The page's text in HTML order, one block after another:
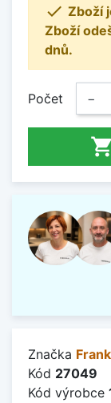
 Zboží
Zboží
dnů.
Počet −

Značka
Kód 27049
Kód výrobce